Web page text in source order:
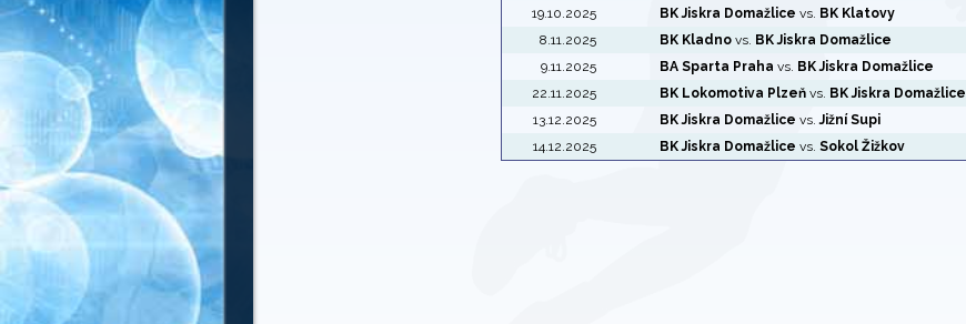
19.10.2025
BK Jiskra Domažlice vs. BK Klatovy
8.11.2025
BK Kladno vs. BK Jiskra Domažlice
9.11.2025
BA Sparta Praha vs. BK Jiskra Domažlice
22.11.2025
BK Lokomotiva Plzeň vs. BK Jiskra Domažlice
13.12.2025
BK Jiskra Domažlice vs.Jižní Supi
14.12.2025
BK Jiskra Domažlice vs. Sokol Žižkov